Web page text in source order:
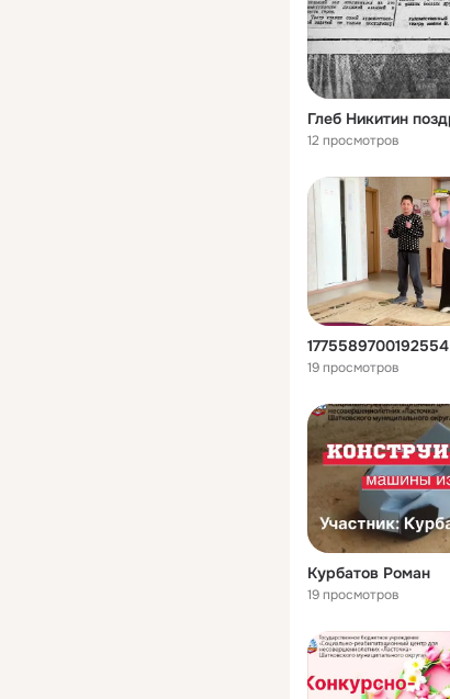
12 просмотров
1775589700192554
19 просмотров
Курбатов Роман
19 просмотров